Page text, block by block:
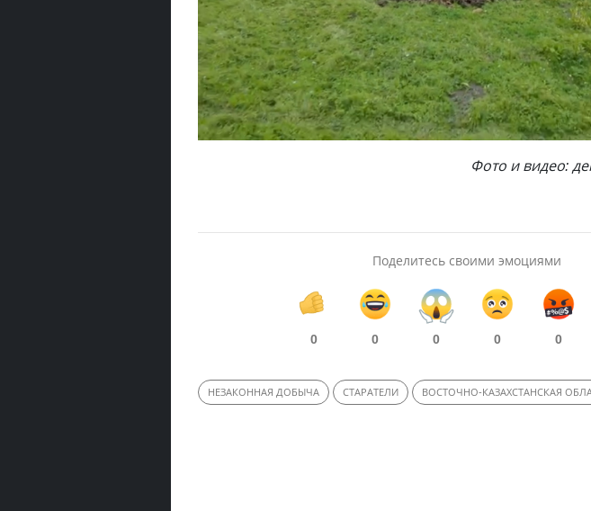
Фото и видео:
Поделитесь своими эмоциями
0 0 0 0 0
НЕЗАКОННАЯ ДОБЫЧА СТАРАТЕЛИ ВОСТОЧНО-КАЗАХСТАНСКАЯ